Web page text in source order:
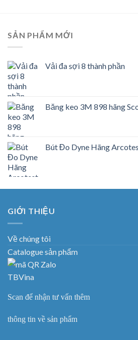
SẢN PHẨM MỚI
Vải đa sợi 8 thành phần
Băng keo 3M 898 hãng
Bút Đo Dyne Hãng
GIỚI THIỆU
Về chúng tôi
Catalogue sản phẩm
Scan để nhận tư vấn thêm
thông tin về sản phẩm